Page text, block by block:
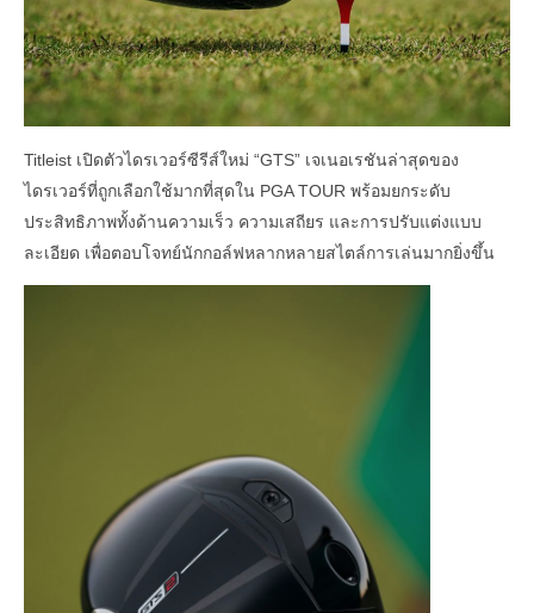
Titleist เปิดตัวไดรเวอร์ซีรีส์ใหม่ “GTS” เจเนอเรชันล่าสุดของ
ไดรเวอร์ที่ถูกเลือกใช้มากที่สุดใน PGA TOUR พร้อมยกระดับ
ประสิทธิภาพทั้งด้านความเร็ว ความเสถียร และการปรับแต่งแบบ
ละเอียด เพื่อตอบโจทย์นักกอล์ฟหลากหลายสไตล์การเล่นมากยิ่งขึ้น